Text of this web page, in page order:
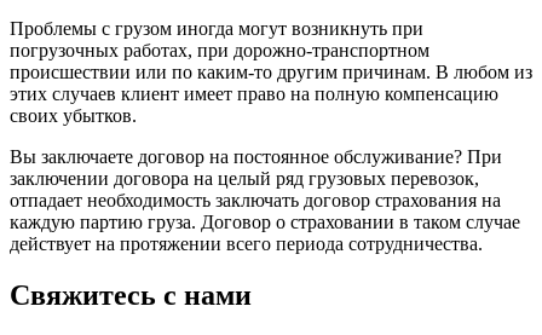
Проблемы с грузом иногда могут возникнуть при
погрузочных работах, при дорожно-транспортном
происшествии или по каким-то другим причинам. В любом из
этих случаев клиент имеет право на полную компенсацию
своих убытков.
Вы заключаете договор на постоянное обслуживание? При
заключении договора на целый ряд грузовых перевозок,
отпадает необходимость заключать договор страхования на
каждую партию груза. Договор о страховании в таком случае
действует на протяжении всего периода сотрудничества.
Свяжитесь с нами